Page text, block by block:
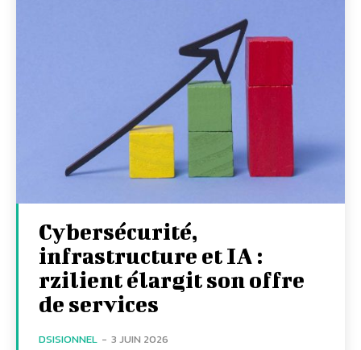
Cybersécurité,
infrastructure et IA :
rzilient élargit son offre
de services
DSISIONNEL - 3 JUIN 2026